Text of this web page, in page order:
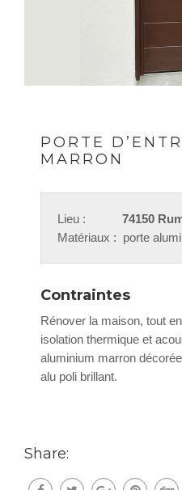
PORTE
MARRON
Lieu :
74150
Matériaux : porte
Contraintes
Rénover la maison, tout
isolation thermique et
aluminium marron
alu poli brillant.
Share: